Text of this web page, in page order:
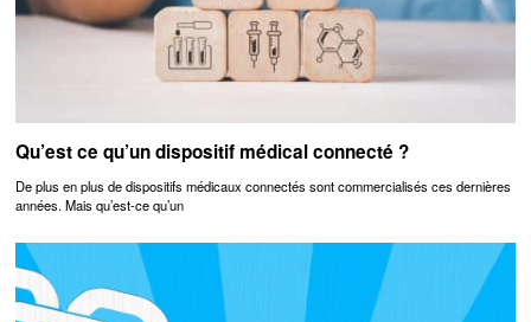
Qu’est ce qu’un dispositif médical connecté ?
De plus en plus de dispositifs médicaux connectés sont commercialisés ces dernières
années. Mais qu’est-ce qu’un